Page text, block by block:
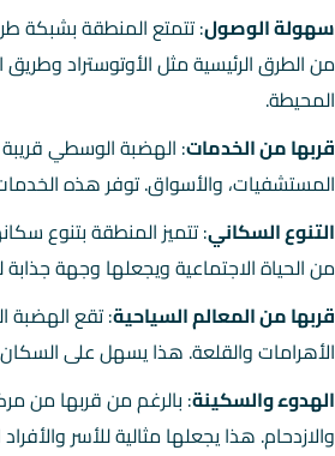
سهولة الوصول: تتمتع المنطقة بشبكة
من الطرق الرئيسية مثل الأوتوستراد
المحيطة.
قربها من الخدمات: الهضبة الوسطي
المستشفيات، والأسواق. توفر هذه
التنوع السكاني: تتميز المنطقة بتنوع
من الحياة الاجتماعية ويجعلها وجهة
قربها من المعالم السياحية: تقع الهضبة
الأهرامات والقلعة. هذا يسهل على السكان
الهدوء والسكينة: بالرغم من قربها من
والازدحام. هذا يجعلها مثالية للأسر